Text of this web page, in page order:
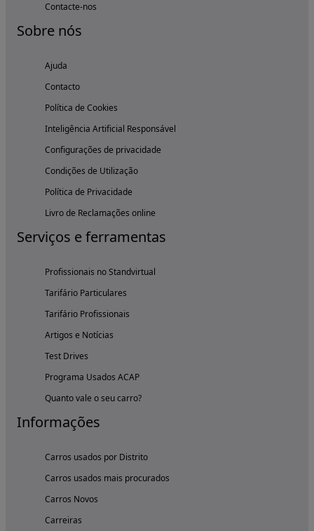
Contacte-nos
Sobre nós
Ajuda
Contacto
Política de Cookies
Inteligência Artificial Responsável
Configurações de privacidade
Condições de Utilização
Política de Privacidade
Livro de Reclamações online
Serviços e ferramentas
Profissionais no Standvirtual
Tarifário Particulares
Tarifário Profissionais
Artigos e Notícias
Test Drives
Programa Usados ACAP
Quanto vale o seu carro?
Informações
Carros usados por Distrito
Carros usados mais procurados
Carros Novos
Carreiras